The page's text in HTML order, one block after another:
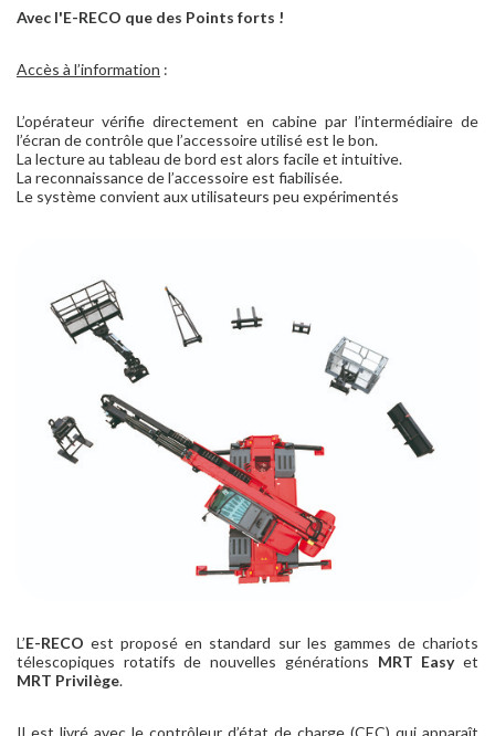
Avec l'E-RECO que des Points forts !
Accès à l’information :
L’opérateur vérifie directement en cabine par l’intermédiaire de
l’écran de contrôle que l’accessoire utilisé est le bon.
La lecture au tableau de bord est alors facile et intuitive.
La reconnaissance de l’accessoire est fiabilisée.
Le système convient aux utilisateurs peu expérimentés
L’E-RECO est proposé en standard sur les gammes de chariots
télescopiques rotatifs de nouvelles générations MRT Easyet
MRT Privilège.
Il est livré avec le contrôleur d’état de charge (CEC) qui apparaît